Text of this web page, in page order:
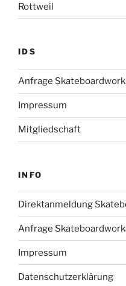
Rottweil
IDS
Anfrage
Impressum
Mitgliedschaft
INFO
Direktanmeldung
Anfrage
Impressum
Datenschutzerklärung